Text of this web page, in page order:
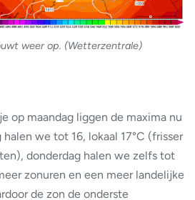
weer op. (Wetterzentrale)
op maandag liggen de maxima nu
we tot 16, lokaal 17°C (frisser
donderdag halen we zelfs tot
zonuren en een meer landelijke
de zon de onderste